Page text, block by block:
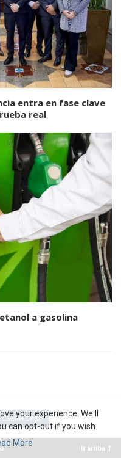
entra en fase clave
real
a gasolina
Ir arriba
your experience. We'll
can opt-out if you wish.
More